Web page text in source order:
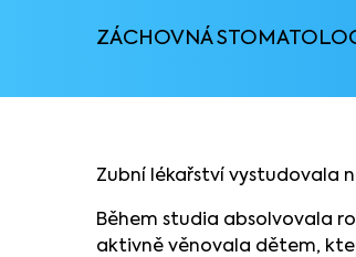
ZÁCHOVNÁ
Zubní lékařství vystudovala
Během studia absolvovala
aktivně věnovala dětem,